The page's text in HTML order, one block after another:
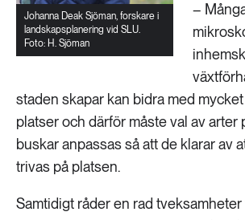
Johanna Deak Sjöman, forskare i
landskapsplanering vid SLU.
Foto: H. Sjöman
–
staden skapar kan bidra med
platser och därför måste val av arter
buskar anpassas så att de klarar av
trivas på platsen.
Samtidigt råder en rad